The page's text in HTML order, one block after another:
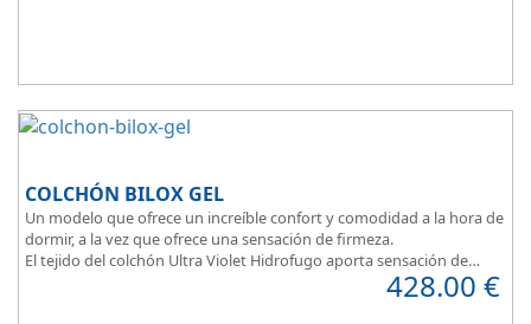
COLCHÓN BILOX GEL
Un modelo que ofrece un increíble confort y comodidad a la hora de
dormir, a la vez que ofrece una sensación de firmeza.
El tejido del colchón Ultra Violet Hidrofugo aporta sensación de
Sus capas de ViscoEnergy facilitan la relajación muscular y evita los
428.00 €